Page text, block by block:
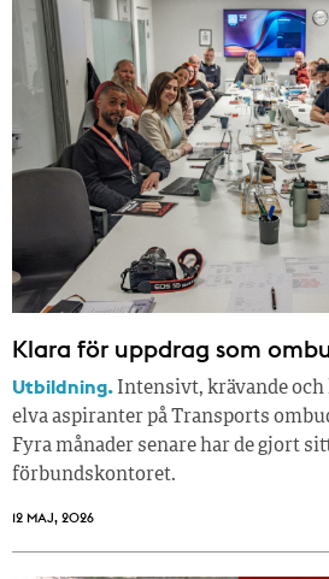
Klara för uppdrag som
Utbildning. Intensivt, krävande
elva aspiranter på Transports
Fyra månader senare har de gjort
förbundskontoret.
12 MAJ, 2026